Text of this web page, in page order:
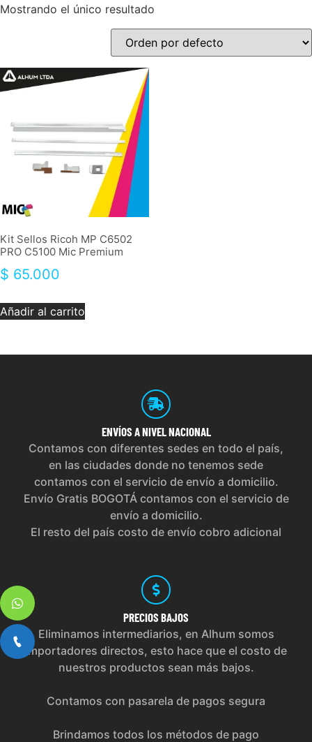
Mostrando el único resultado
Kit Sellos Ricoh MP C6502
PRO C5100 Mic Premium
$ 65.000
Añadir al carrito
ENVÍOS A NIVEL NACIONAL
Contamos con diferentes sedes en todo el país,
en las ciudades donde no tenemos sede
contamos con el servicio de envío a domicilio.
Envío Gratis BOGOTÁ contamos con el servicio de
envío a domicilio.
El resto del país costo de envío cobro adicional
PRECIOS BAJOS
Eliminamos intermediarios, en Alhum somos
importadores directos, esto hace que el costo de
nuestros productos sean más bajos.
Contamos con pasarela de pagos segura
Brindamos todos los métodos de pago